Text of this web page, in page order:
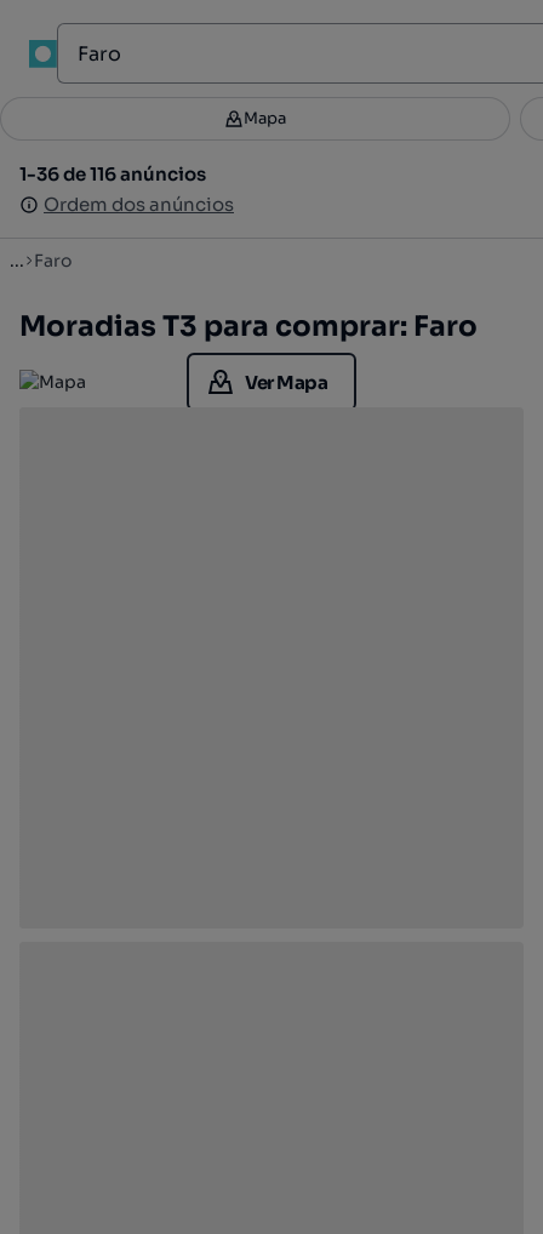
Filtros 3
1-36 de 116 anúncios
Ordem dos anúncios
Mapa
1-36 de 116 anúncios
Ordem dos anúncios
... Faro
Moradias T3 para comprar: Faro
Ver Mapa